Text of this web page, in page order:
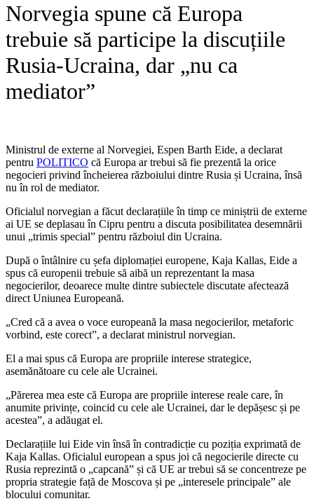
Norvegia spune că Europa
trebuie să participe la discuțiile
Rusia-Ucraina, dar „nu ca
mediator”
Ministrul de externe al Norvegiei, Espen Barth Eide, a declarat
pentru POLITICO că Europa ar trebui să fie prezentă la orice
negocieri privind încheierea războiului dintre Rusia și Ucraina, însă
nu în rol de mediator.
Oficialul norvegian a făcut declarațiile în timp ce miniștrii de externe
ai UE se deplasau în Cipru pentru a discuta posibilitatea desemnării
unui „trimis special” pentru războiul din Ucraina.
După o întâlnire cu șefa diplomației europene, Kaja Kallas, Eide a
spus că europenii trebuie să aibă un reprezentant la masa
negocierilor, deoarece multe dintre subiectele discutate afectează
direct Uniunea Europeană.
„Cred că a avea o voce europeană la masa negocierilor, metaforic
vorbind, este corect”, a declarat ministrul norvegian.
El a mai spus că Europa are propriile interese strategice,
asemănătoare cu cele ale Ucrainei.
„Părerea mea este că Europa are propriile interese reale care, în
anumite privințe, coincid cu cele ale Ucrainei, dar le depășesc și pe
acestea”, a adăugat el.
Declarațiile lui Eide vin însă în contradicție cu poziția exprimată de
Kaja Kallas. Oficialul european a spus joi că negocierile directe cu
Rusia reprezintă o „capcană” și că UE ar trebui să se concentreze pe
propria strategie față de Moscova și pe „interesele principale” ale
blocului comunitar.